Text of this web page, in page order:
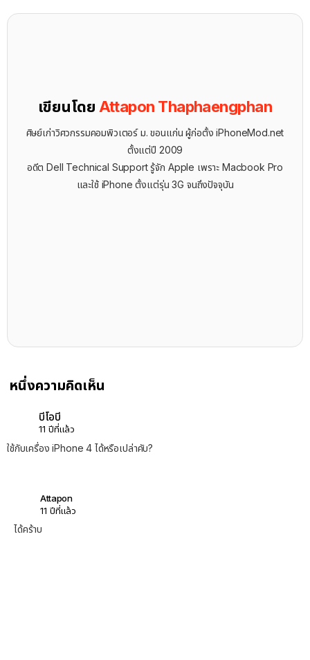
เขียนโดย Attapon Thaphaengphan
ศิษย์เก่าวิศวกรรมคอมพิวเตอร์ ม. ขอนแก่น ผู้ก่อตั้ง iPhoneMod.net
ตั้งแต่ปี 2009
อดีต Dell Technical Support รู้จัก ​Apple เพราะ Macbook Pro
และใช้ iPhone ตั้งแต่รุ่น 3G จนถึงปัจจุบัน
หนึ่งความคิดเห็น
บีโอบี
11 ปีที่แล้ว
ใช้กับเครื่อง iPhone 4 ได้หรือเปล่าคับ?
Attapon
11 ปีที่แล้ว
ได้คร้าบ